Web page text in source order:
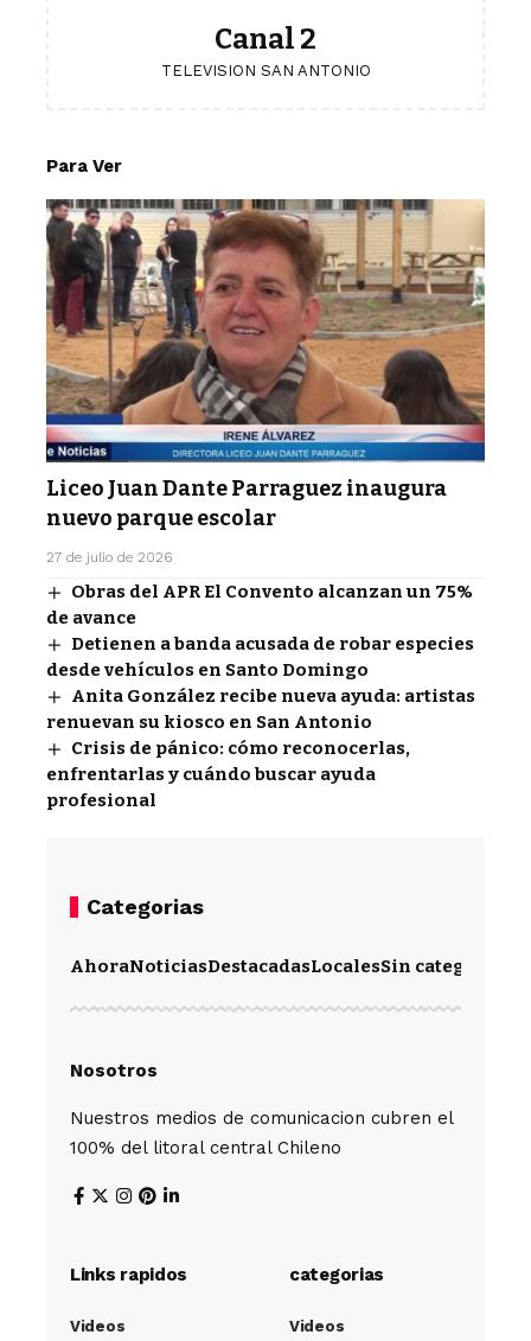
Canal 2
TELEVISION SAN ANTONIO
Para Ver
Liceo Juan Dante Parraguez inaugura
nuevo parque escolar
27 de julio de 2026
Obras del APR El Convento alcanzan un 75%
de avance
Detienen a banda acusada de robar especies
desde vehículos en Santo Domingo
Anita González recibe nueva ayuda: artistas
renuevan su kiosco en San Antonio
Crisis de pánico: cómo reconocerlas,
enfrentarlas y cuándo buscar ayuda
profesional
Categorias
AhoraNoticiasDestacadasLocalesSin categoría
Nosotros
Nuestros medios de comunicacion cubren el
100% del litoral central Chileno
Links rapidos
Videos
categorias
Videos